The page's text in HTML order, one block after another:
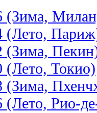
(Зима,
(Лето,
(Зима,
(Лето, Токио)
(Зима,
(Лето, Рио-